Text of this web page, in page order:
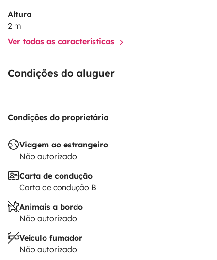
Altura
2 m
Ver todas as características
Condições do aluguer
Condições do proprietário
Viagem ao estrangeiro
Não autorizado
Carta de condução
Carta de condução B
Animais a bordo
Não autorizado
Veículo fumador
Não autorizado